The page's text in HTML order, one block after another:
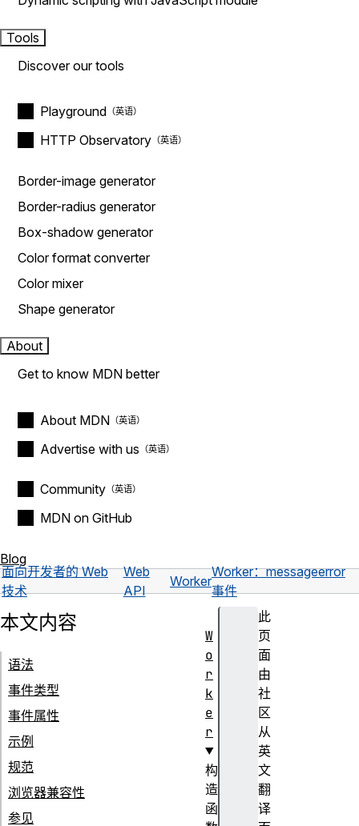
Tools
Discover our tools
Playground
HTTP Observatory
Border-image generator
Border-radius generator
Box-shadow generator
Color format converter
Color mixer
Shape generator
About
Get to know MDN better
About MDN
Advertise with us
Community
MDN on GitHub
Blog
面向开发者的 Web
技术
Web
API
Worker
Worker：messageerror
事件
此
页
面
由
社
区
从
英
文
翻
译
本文内容
语法
事件类型
事件属性
示例
规范
浏览器兼容性
参见
W
o
r
k
e
r
构
造
函